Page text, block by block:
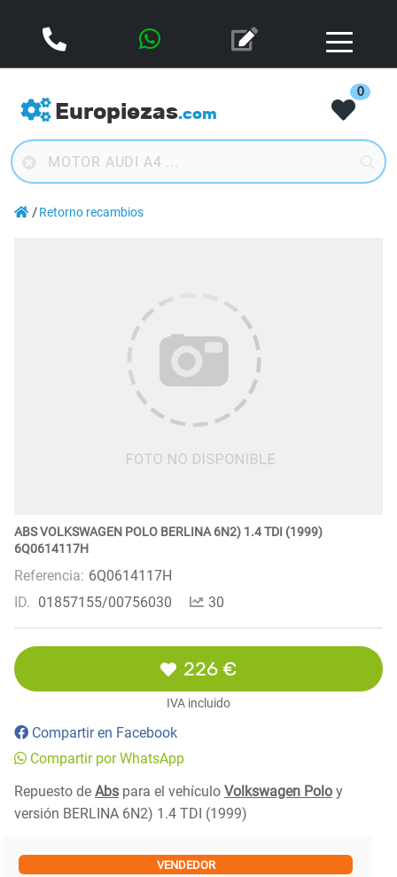
Europiezas.com
0
Retorno recambios
ABS VOLKSWAGEN POLO BERLINA 6N2) 1.4 TDI (1999)
6Q0614117H
Referencia: 6Q0614117H
ID. 01857155/00756030 30
226 €
IVA incluido
Compartir en Facebook
Compartir por WhatsApp
Repuesto de Abs para el vehículo Volkswagen Polo y
versión BERLINA 6N2) 1.4 TDI (1999)
VENDEDOR